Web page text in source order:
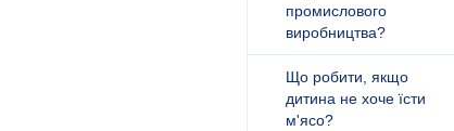
промислового
виробництва?
Що робити, якщо
дитина не хоче їсти
м'ясо?